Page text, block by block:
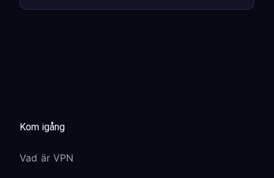
Kom igång
Vad är VPN